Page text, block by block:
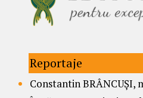
Reportaje
Constantin BRÂNCUȘI,